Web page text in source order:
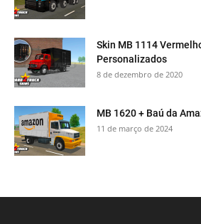
Skin MB 1114
Personalizados
8 de dezembro de 2020
MB 1620 + Baú da
11 de março de 2024